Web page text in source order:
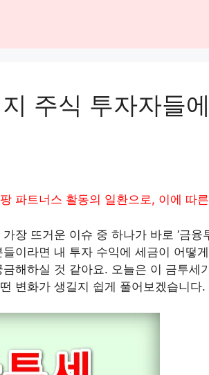
주식 투자자들
파트너스 활동의 일환으로, 이에 따
장 뜨거운 이슈 중 하나가 바로 ‘금융
이라면 내 투자 수익에 세금이 어떻
해하실 것 같아요. 오늘은 이 금투세
변화가 생길지 쉽게 풀어보겠습니다.